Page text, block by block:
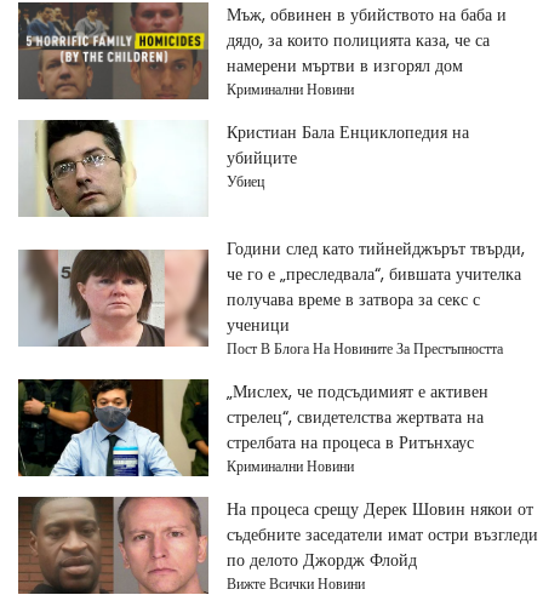
Мъж, обвинен в убийството на баба и
дядо, за които полицията каза, че са
намерени мъртви в изгорял дом
Криминални Новини
Кристиан Бала Енциклопедия на
убийците
Убиец
Години след като тийнейджърът твърди,
че го е „преследвала“, бившата учителка
получава време в затвора за секс с
ученици
Пост В Блога На Новините За Престъпността
„Мислех, че подсъдимият е активен
стрелец“, свидетелства жертвата на
стрелбата на процеса в Ритънхаус
Криминални Новини
На процеса срещу Дерек Шовин някои от
съдебните заседатели имат остри възгледи
по делото Джордж Флойд
Вижте Всички Новини